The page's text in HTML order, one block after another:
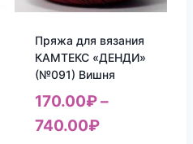
Пряжа для вязания
КАМТЕКС «ДЕНДИ»
(№091) Вишня
170.00₽–
740.00₽